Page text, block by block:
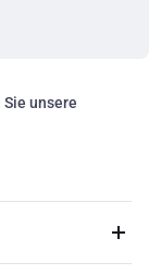
unsere